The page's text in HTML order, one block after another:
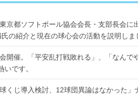
都ソフトボール協会会長・支部長会に
の紹介と現在の球心会の活動を説明しま
催。「平安乱打戦敗れる」、「なんで
です。
じ導入検討、12球団異論はなかった」